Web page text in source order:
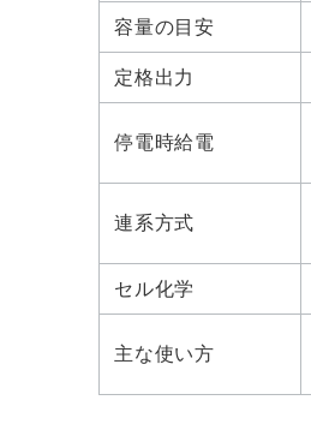
容量の目安
定格出力
停電時給電
連系方式
セル化学
主な使い方